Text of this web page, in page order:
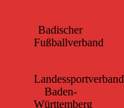
Badischer
Fußballverband
Landessportverband
Baden-
Württemberg